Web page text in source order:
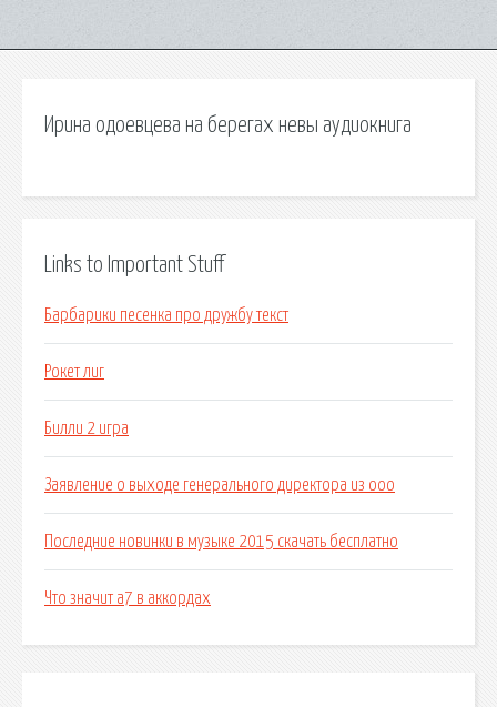
Ирина одоевцева на берегах невы аудиокнига
Links to Important Stuff
Барбарики песенка про дружбу текст
Рокет лиг
Билли 2 игра
Заявление о выходе генерального директора из ооо
Последние новинки в музыке 2015 скачать бесплатно
Что значит a7 в аккордах